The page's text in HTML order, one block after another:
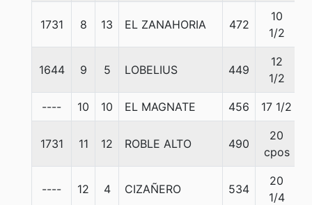
1731 8 13 EL ZANAHORIA 472
10
1/2
1644 9 5 LOBELIUS 449
12
1/2
---- 10 10 EL MAGNATE 456 17 1/2
1731 11 12 ROBLE ALTO 490
20
cpos
---- 12 4 CIZAÑERO 534
20
1/4